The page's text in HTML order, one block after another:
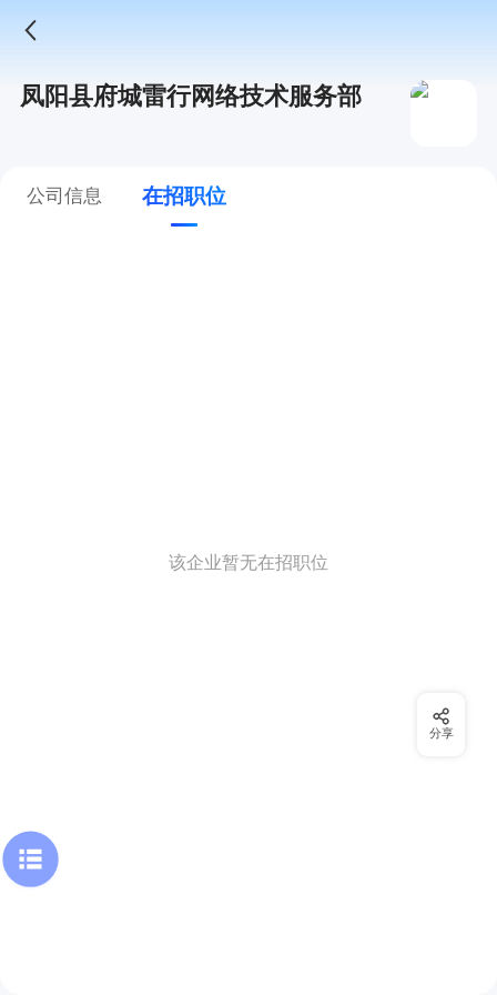
凤阳县府城雷行网络技术服务部
公司信息 在招职位
该企业暂无在招职位
分享